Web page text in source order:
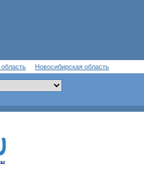
Новосибирская область